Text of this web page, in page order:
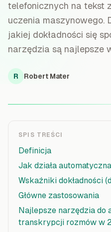
telefonicznych na tekst
uczenia maszynowego.
jakiej dokładności się
narzędzia są najlepsze
R Robert Mater
SPIS TREŚCI
Definicja
Jak działa
Wskaźniki dokładności
Główne zastosowania
Najlepsze narzędzia do
transkrypcji rozmów w